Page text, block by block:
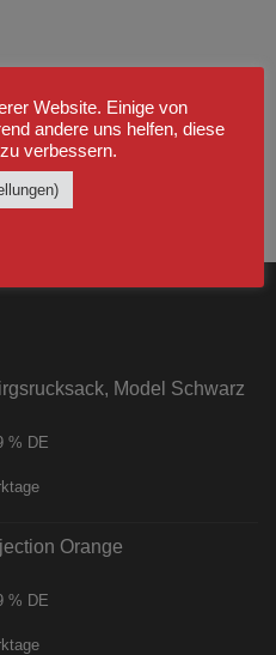
Model Schwarz
% DE
Orange
% DE
Website. Einige von
andere uns helfen, diese
verbessern.